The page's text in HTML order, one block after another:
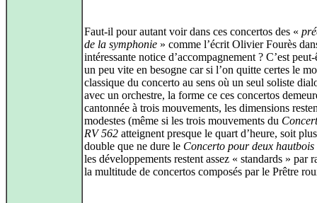
Faut‑il pour autant voir dans ces concertos des «
de la symphonie » comme l’écrit Olivier Fourès
intéressante notice d’accompagnement ? C’est
un peu vite en besogne car si l’on quitte certes le
classique du concerto au sens où un seul soliste
avec un orchestre, la forme ce ces concertos
cantonnée à trois mouvements, les dimensions
modestes (même si les trois mouvements du
RV 562 atteignent presque le quart d’heure, soit
double que ne dure le Concerto pour deux hautbois
les développements restent assez « standards » par
la multitude de concertos composés par le Prêtre